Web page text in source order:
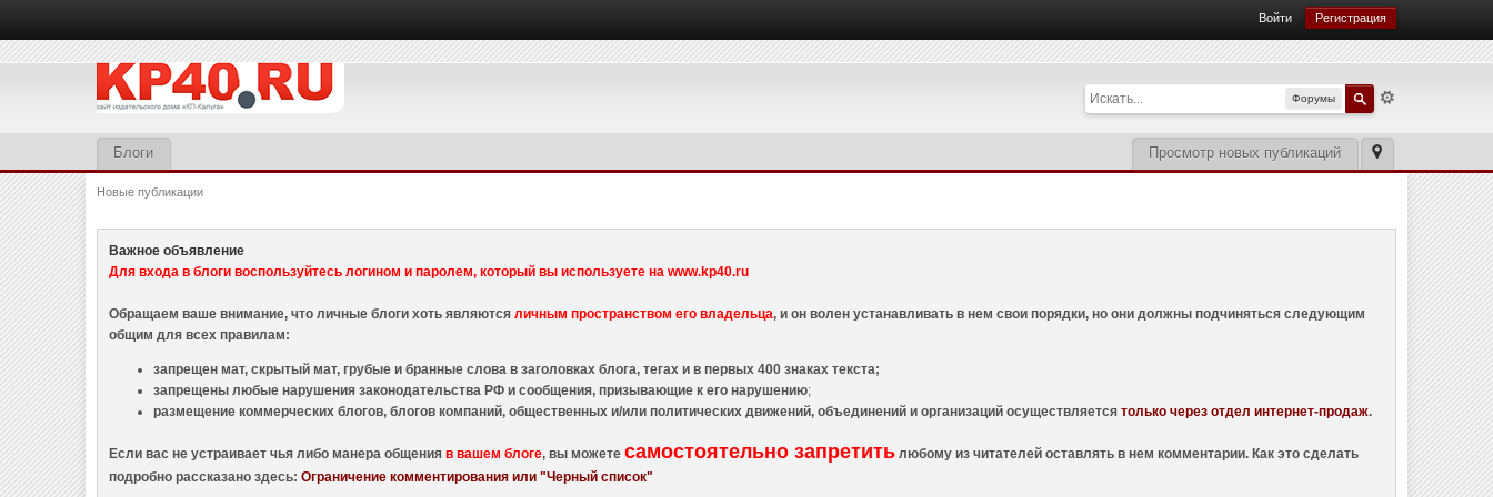
Войти Регистрация
Форумы
Просмотр новых публикаций
Блоги
Новые публикации
Важное объявление
Для входа в блоги воспользуйтесь логином и паролем, который вы используете на www.kp40.ru
Обращаем ваше внимание, что личные блоги хоть являютсяличным пространством его владельца, и он волен устанавливать в нем свои порядки, но они должны подчиняться следующим
общим для всех правилам:
запрещен мат, скрытый мат, грубые и бранные слова в заголовках блога, тегах и в первых 400 знаках текста;
запрещены любые нарушения законодательства РФ и сообщения, призывающие к его нарушению;
размещение коммерческих блогов, блогов компаний, общественных и/или политических движений, объединений и организаций осуществляетсятолько через отдел интернет-продаж.
Если вас не устраивает чья либо манера общенияв вашем блоге, вы можетесамостоятельно запретить любому из читателей оставлять в нем комментарии. Как это сделать
подробно рассказано здесь:Ограничение комментирования или "Черный список"